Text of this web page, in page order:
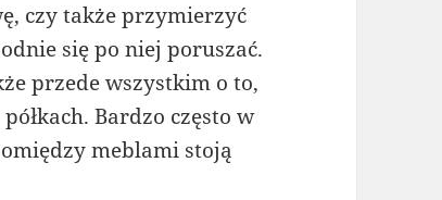
czy także przymierzyć
się po niej poruszać.
przede wszystkim o to,
Bardzo często w
meblami stoją